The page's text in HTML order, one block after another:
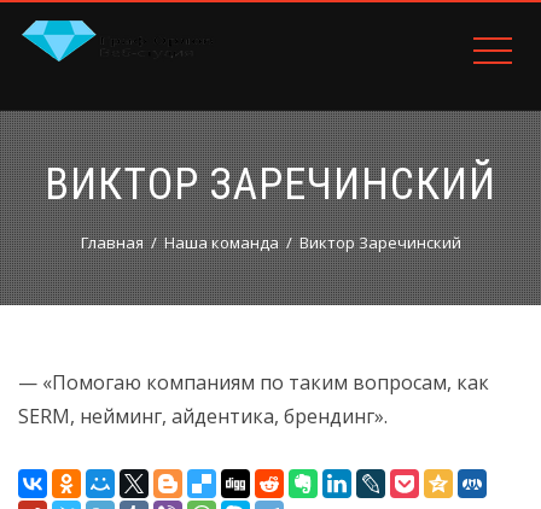
ВИКТОР ЗАРЕЧИНСКИЙ
Главная Наша команда Виктор Заречинский
— «Помогаю компаниям по таким вопросам, как
SERM, нейминг, айдентика, брендинг».